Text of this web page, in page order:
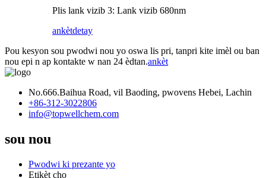
Plis lank vizib 3: Lank vizib 680nm
ankètdetay
Pou kesyon sou pwodwi nou yo oswa lis pri, tanpri kite imèl ou ban
nou epi n ap kontakte w nan 24 èdtan.ankèt
No.666.Baihua Road, vil Baoding, pwovens Hebei, Lachin
+86-312-3022806
info@topwellchem.com
sou nou
Pwodwi ki prezante yo
Etikèt cho